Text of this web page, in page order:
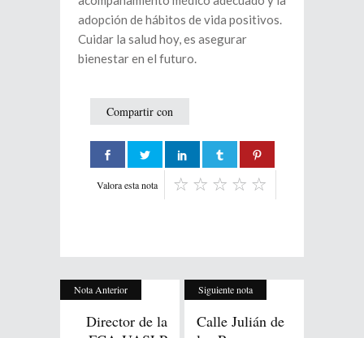
adopción de hábitos de vida positivos.
Cuidar la salud hoy, es asegurar
bienestar en el futuro.
Compartir con
Valora esta nota
Nota Anterior
Director de la
Siguiente nota
Calle Julián de